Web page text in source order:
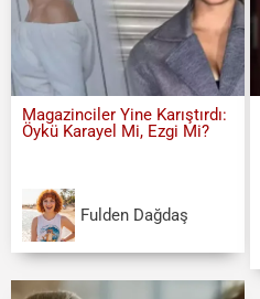
Magazinciler Yine Karıştırdı:
Öykü Karayel Mi, Ezgi Mi?
Fulden Dağdaş